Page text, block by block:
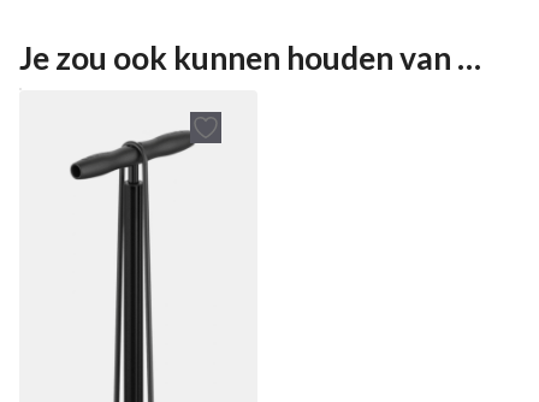
Je zou ook kunnen houden van …